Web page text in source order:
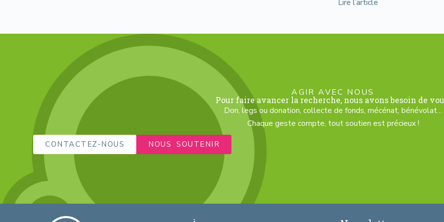
Lire l’article
AGIR AVEC NOUS
Pour faire avancer la recherche, nous avons besoin de
Don, legs ou donation, collecte de fonds, mécénat, bénévolat…
Chaque geste compte, tout soutien est précieux !
CONTACTEZ-NOUS NOUS SOUTENIR